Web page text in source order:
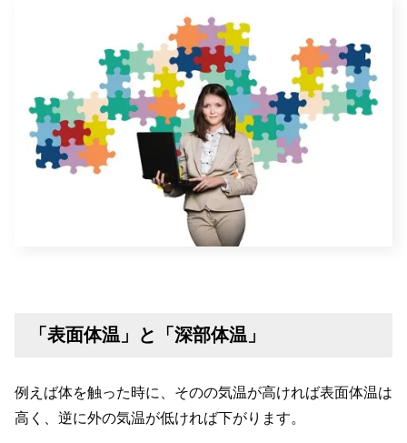
「表面体温」と「深部体温」
例えば体を触った時に、そのの気温が高ければ表面体温は
高く、逆に外の気温が低ければ下がります。